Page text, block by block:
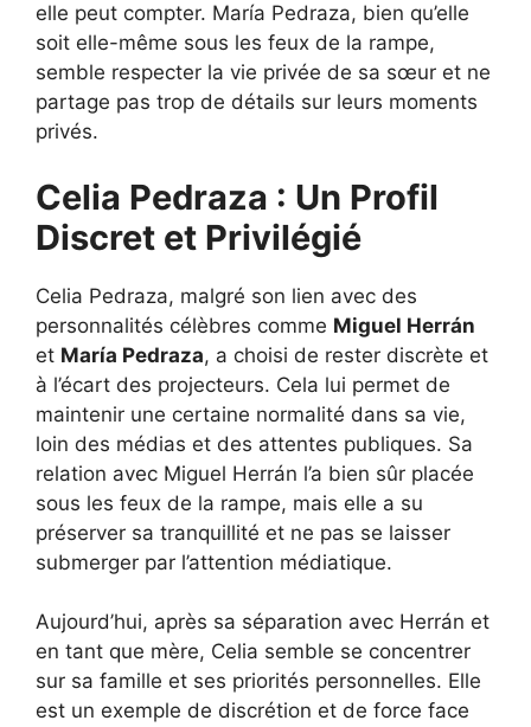
elle peut compter. María Pedraza, bien qu’elle
soit elle-même sous les feux de la rampe,
semble respecter la vie privée de sa sœur et ne
partage pas trop de détails sur leurs moments
privés.
Celia Pedraza : Un Profil
Discret et Privilégié
Celia Pedraza, malgré son lien avec des
personnalités célèbres comme Miguel Herrán
et María Pedraza, a choisi de rester discrète et
à l’écart des projecteurs. Cela lui permet de
maintenir une certaine normalité dans sa vie,
loin des médias et des attentes publiques. Sa
relation avec Miguel Herrán l’a bien sûr placée
sous les feux de la rampe, mais elle a su
préserver sa tranquillité et ne pas se laisser
submerger par l’attention médiatique.
Aujourd’hui, après sa séparation avec Herrán et
en tant que mère, Celia semble se concentrer
sur sa famille et ses priorités personnelles. Elle
est un exemple de discrétion et de force face